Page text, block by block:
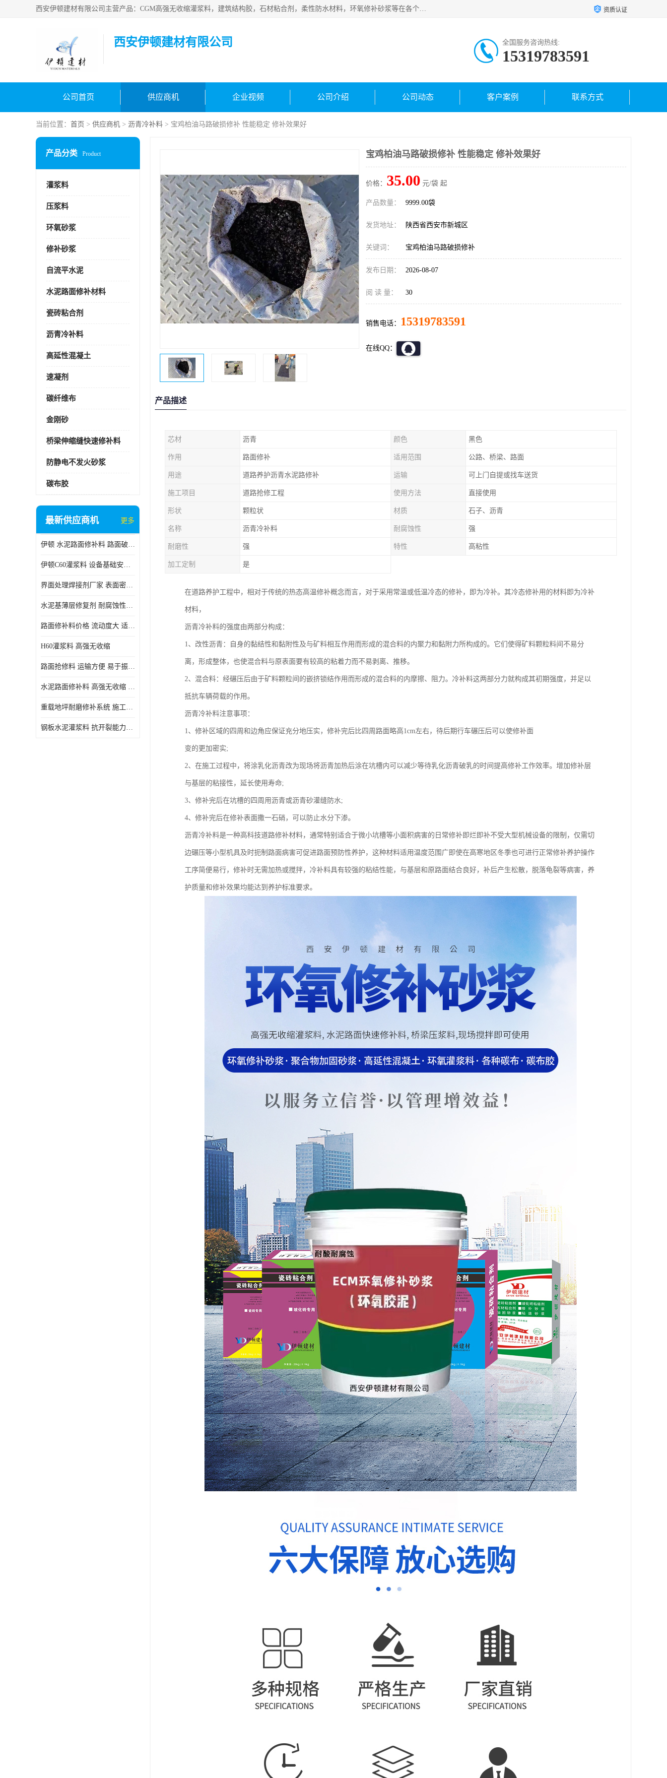
西安伊顿建材有限公司主营产品：CGM高强无收缩灌浆料，建筑结构胶，石材粘合剂，柔性防水材料，环氧修补砂浆等在各个行业得到了客户认可。 资质认证
西安伊顿建材有限公司 全国服务咨询热线:
15319783591
公司首页 供应商机 企业视频 公司介绍 公司动态 客户案例 联系方式
当前位置： 首页 > 供应商机 > 沥青冷补料 > 宝鸡柏油马路破损修补 性能稳定 修补效果好
产品分类 Product
灌浆料
压浆料
环氧砂浆
修补砂浆
自流平水泥
水泥路面修补材料
瓷砖粘合剂
沥青冷补料
高延性混凝土
速凝剂
碳纤维布
金刚砂
桥梁伸缩缝快速修补料
防静电不发火砂浆
碳布胶
最新供应商机 更多
伊顿 水泥路面修补料 路面破损起皮快速修补 2小时通车
伊顿C60灌浆料 设备基础安装 梁柱改造加固二次灌浆料
界面处理焊接剂厂家 表面密实 良好的流动性
水泥基薄层修复剂 耐腐蚀性好 适用范围广
路面修补料价格 流动度大 适用范围广
H60灌浆料 高强无收缩
路面抢修料 运输方便 易于振捣密实
水泥路面修补料 高强无收缩 施工和易性好 强度高 韧性好
重载地坪耐磨修补系统 施工期短 易于振捣密实
钢板水泥灌浆料 抗开裂能力强 施工和易性好
宝鸡柏油马路破损修补 性能稳定 修补效果好
价格： 35.00 元/袋 起
产品数量： 9999.00袋
发货地址： 陕西省西安市新城区
关键词： 宝鸡柏油马路破损修补
发布日期： 2026-08-07
阅 读 量： 30
销售电话： 15319783591
在线QQ：
产品描述
芯材 沥青 颜色 黑色
作用 路面修补 适用范围 公路、桥梁、路面
用途 道路养护沥青水泥路修补 运输 可上门自提或找车送货
施工项目 道路抢修工程 使用方法 直接使用
形状 颗粒状 材质 石子、沥青
名称 沥青冷补料 耐腐蚀性 强
耐磨性 强 特性 高粘性
加工定制 是
在道路养护工程中，相对于传统的热态高温修补概念而言，对于采用常温或低温冷态的修补，即为冷补。其冷态修补用的材料即为冷补
材料，
沥青冷补料的强度由两部分构成：
1、改性沥青：自身的黏结性和黏附性及与矿料相互作用而形成的混合料的内聚力和黏附力所构成的。它们使得矿料颗粒料间不易分
离，形成整体，也使混合料与原表面要有较高的粘着力而不易剥离、推移。
2、混合料：经碾压后由于矿料颗粒间的嵌挤锁结作用而形成的混合料的内摩擦、阻力。冷补料这两部分力就构成其初期强度，并足以
抵抗车辆荷载的作用。
沥青冷补料注意事项：
1、修补区域的四周和边角应保证充分地压实，修补完后比四周路面略高1cm左右，待后期行车碾压后可以使修补面
变的更加密实;
2、在施工过程中，将涂乳化沥青改为现场将沥青加热后涂在坑槽内可以减少等待乳化沥青破乳的时间提高修补工作效率。增加修补层
与基层的粘接性，延长使用寿命;
3、修补完后在坑槽的四周用沥青或沥青砂灌缝防水;
4、修补完后在修补表面撒一石硝，可以防止水分下渗。
沥青冷补料是一种高科技道路修补材料，通常特别适合于微小坑槽等小面积病害的日常修补即烂即补不受大型机械设备的限制，仅需切
边碾压等小型机具及时扼制路面病害可促进路面预防性养护，这种材料适用温度范围广即使在高寒地区冬季也可进行正常修补养护操作
工序简便易行，修补时无需加热或搅拌，冷补料具有较强的粘结性能，与基层和原路面结合良好，补后产生松散，脱落龟裂等病害，养
护质量和修补效果均能达到养护标准要求。